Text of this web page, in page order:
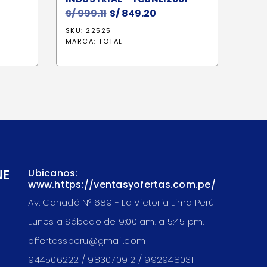
S/999.11 El
precio
original
S/ 999.11.
S/849.20
S/ 849.20.
SKU: 22525
MARCA: TOTAL
Ubicanos:
www.https://ventasyofertas.com.pe/
Av. Canadá N° 689 - La Victoria Lima Perú
Lunes a Sábado de 9:00 am. a 5:45 pm.
offertassperu@gmail.com
944506222 / 983070912 / 992948031